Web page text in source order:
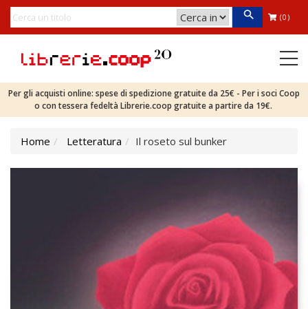
(0)
Per gli acquisti online: spese di spedizione gratuite da 25€ - Per i soci Coop
o con tessera fedeltà Librerie.coop gratuite a partire da 19€.
Home Letteratura Il roseto sul bunker